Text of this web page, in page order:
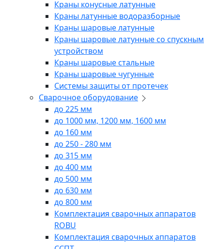
Краны конусные латунные
Краны латунные водоразборные
Краны шаровые латунные
Краны шаровые латунные со спускным
устройством
Краны шаровые стальные
Краны шаровые чугунные
Системы защиты от протечек
Сварочное оборудование
до 225 мм
до 1000 мм, 1200 мм, 1600 мм
до 160 мм
до 250 - 280 мм
до 315 мм
до 400 мм
до 500 мм
до 630 мм
до 800 мм
Комплектация сварочных аппаратов
ROBU
Комплектация сварочных аппаратов